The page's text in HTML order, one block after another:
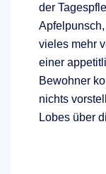
der
vieles mehr
einer
Bewohner
nichts
Lobes über